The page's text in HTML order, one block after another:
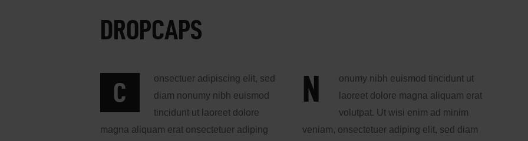
DROPCAPS
C
onsectuer adipiscing elit, sed
diam nonumy nibh euismod
tincidunt ut laoreet dolore
magna aliquam erat onsectetuer adiping
N
onumy nibh euismod tincidunt ut
laoreet dolore magna aliquam erat
volutpat. Ut wisi enim ad minim
veniam, onsectetuer adiping elit, sed diam